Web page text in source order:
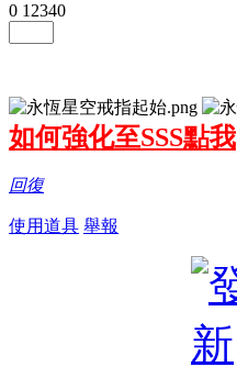
0 12340
如何強化至SSS點我
回復
使用道具 舉報